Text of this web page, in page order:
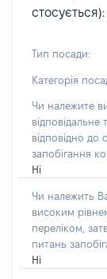
стосується):
Тип посади:
Категорія
Чи належите
відповідно до
запобігання
Ні
Чи належить
високим
переліком,
питань
Ні